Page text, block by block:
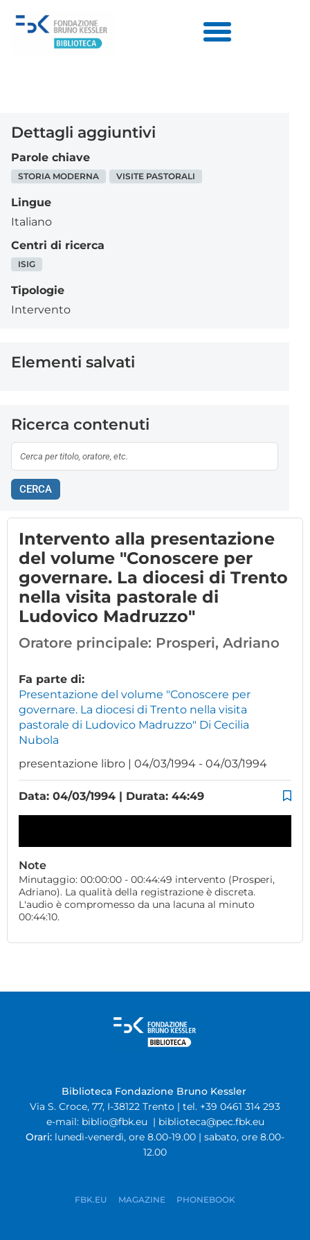
Dettagli aggiuntivi
Parole chiave
STORIA MODERNA VISITE PASTORALI
Lingue
Italiano
Centri di ricerca
ISIG
Tipologie
Intervento
Elementi salvati
Ricerca contenuti
CERCA
Intervento alla presentazione
del volume "Conoscere per
governare. La diocesi di Trento
nella visita pastorale di
Ludovico Madruzzo"
Oratore principale: Prosperi, Adriano
Fa parte di:
Presentazione del volume "Conoscere per
governare. La diocesi di Trento nella visita
pastorale di Ludovico Madruzzo" Di Cecilia
Nubola
presentazione libro | 04/03/1994 - 04/03/1994
Data: 04/03/1994 | Durata: 44:49
Note
Minutaggio: 00:00:00 - 00:44:49 intervento (Prosperi,
Adriano). La qualità della registrazione è discreta.
L'audio è compromesso da una lacuna al minuto
00:44:10.
Biblioteca Fondazione Bruno Kessler
Via S. Croce, 77, I-38122 Trento | tel. +39 0461 314 293
e-mail: biblio@fbk.eu | biblioteca@pec.fbk.eu
Orari: lunedì-venerdì, ore 8.00-19.00 | sabato, ore 8.00-
12.00
FBK.EU MAGAZINE PHONEBOOK